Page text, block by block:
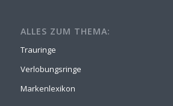
ALLES ZUM THEMA:
Trauringe
Verlobungsringe
Markenlexikon